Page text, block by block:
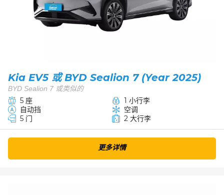
Kia EV5 或 BYD Sealion 7 (Year 2025)
BYD Sealion 7 或类似的
5 座
1 小行李
自动挡
空调
5 门
2 大行李
更多详情